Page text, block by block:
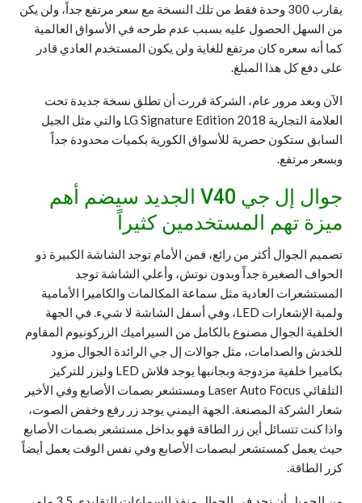
يقارب 300 وحدة فقط من تلك النسخة مع سعر مرتفع جداً، ولن يكن
من السهل الحصول عليه بسبب عدم طرحه في الأسواق العالمية
كما أنه سعره كان مرتفع للغاية ولن يكون المستخدم العادي قادر
على دفع كل هذا المبلغ.
الآن وبعد مرور عام، الشركة قررت أن تطلق نسخة جديدة تحت
العلامة التجارية LG Signature Edition 2018 والتي مثل الجيل
السابق ستكون حصرية للأسواق الكورية بكميات محدودة جداً
وبسعر مرتفع.
جوال إل جي V40 الجديد سيضم أهم
ميزة تهم المستخدمين كثيراً
تصميم الجوال أكثر من رائع، فمن الأمام توجد الشاشة الكبيرة ذو
الحواف الصغيرة جداً وبدون نوتش، وأعلي الشاشة توجد
المستشعرات العادية مثل سماعة المكالمات والكاميرا الأمامية
ولمبة الإشعارات LED، وفي أسفل الشاشة لا شيء. في الجهة
الخلفية الجوال مصنوع بالكامل من السيراميك الزركونيوم المقاوم
للخدش والصدامات، مثل جوالات إل جي الرائدة الجوال مزود
بكاميرا خلفية مزدوجة وبجانبها يوجد فلاش LED وليزر للتركيز
التلقائي Laser Auto Focus ومستشعر بصمات الأصابع وفي الأخير
شعار الشركة المصنعة. الجهة اليمني يوجد زر رفع وخفض الصوت،
واذا كنت تتسائل أين زر الطاقة فهو بداخل مستشعر بصمات الأصابع
حيث يعمل كمستشعر لبصمات الأصابع وفي نفس الوقت يعمل أيضاً
كزر الطاقة.